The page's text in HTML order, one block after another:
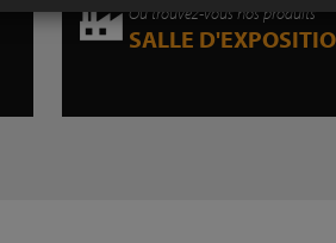
Où trouvez-vous nos produits
SALLE